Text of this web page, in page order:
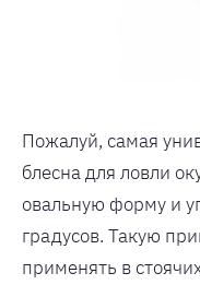
Пожалуй, самая
блесна для ловли
овальную форму и
градусов. Такую
применять в